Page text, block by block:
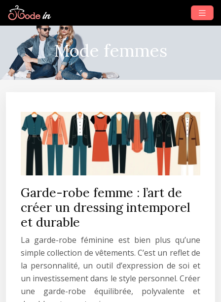
Mode femmes
Garde-robe femme : l’art de
créer un dressing intemporel
et durable
La garde-robe féminine est bien plus qu’une
simple collection de vêtements. C’est un reflet de
la personnalité, un outil d’expression de soi et
un investissement dans le style personnel. Créer
une garde-robe équilibrée, polyvalente et